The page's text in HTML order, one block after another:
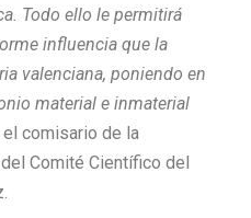
Todo ello le permitirá
influencia que la
valenciana, poniendo en
material e inmaterial
comisario de la
Comité Científico del